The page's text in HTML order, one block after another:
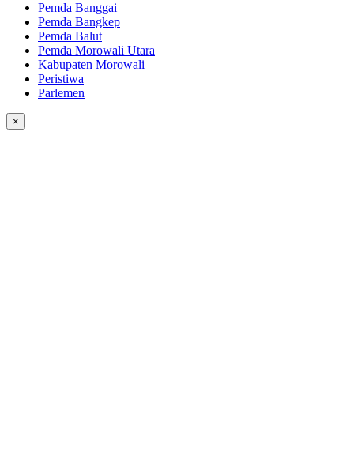
Pemda Banggai
Pemda Bangkep
Pemda Balut
Pemda Morowali Utara
Kabupaten Morowali
Peristiwa
Parlemen
×